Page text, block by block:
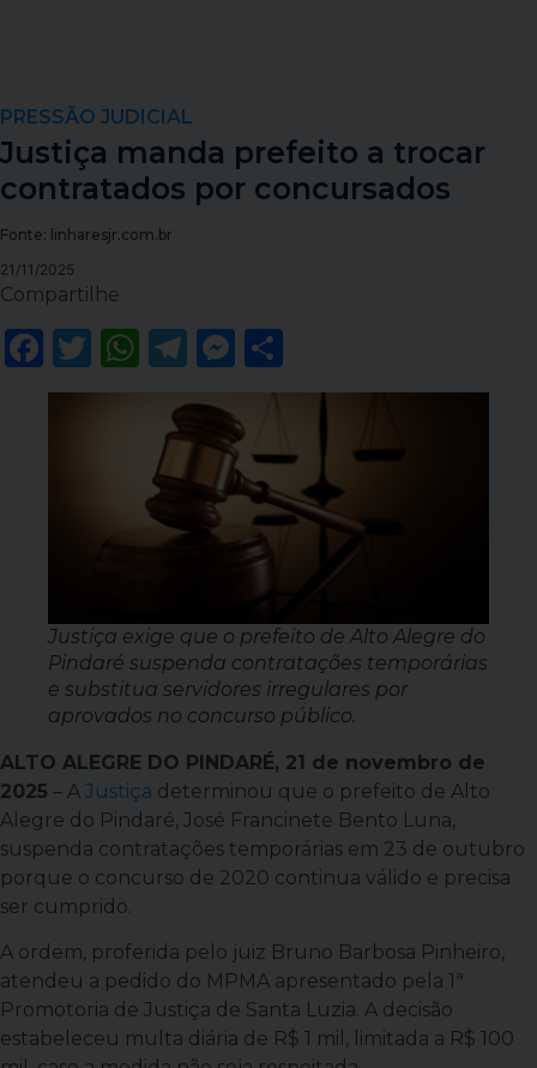
PRESSÃO JUDICIAL
Justiça manda prefeito a trocar
contratados por concursados
Fonte: linharesjr.com.br
21/11/2025
Compartilhe
Facebook
Twitter
WhatsApp
Telegram
Messenger
Justiça exige que o prefeito de Alto Alegre do
Pindaré suspenda contratações temporárias
e substitua servidores irregulares por
aprovados no concurso público.
ALTO ALEGRE DO PINDARÉ, 21 de novembro de
2025 – A Justiça determinou que o prefeito de Alto
Alegre do Pindaré, José Francinete Bento Luna,
suspenda contratações temporárias em 23 de outubro
porque o concurso de 2020 continua válido e precisa
ser cumprido.
A ordem, proferida pelo juiz Bruno Barbosa Pinheiro,
atendeu a pedido do MPMA apresentado pela 1ª
Promotoria de Justiça de Santa Luzia. A decisão
estabeleceu multa diária de R$ 1 mil, limitada a R$ 100